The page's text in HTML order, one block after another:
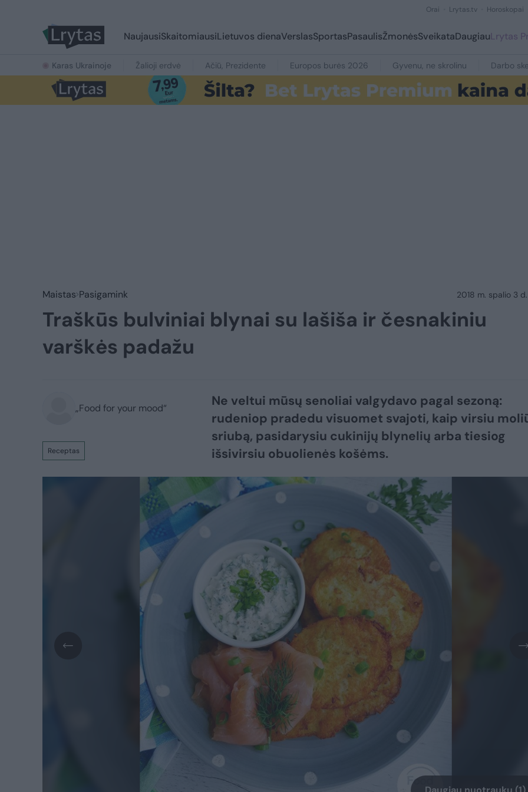
Orai Lrytas.tv Horoskopai
NaujausiSkaitomiausiLietuvos dienaVerslasSportasPasaulisŽmonėsSveikataDaugiauLrytas
Karas Ukrainoje Žalioji erdvė Ačiū, Prezidente Europos burės 2026 Gyvenu, ne skrolinu Darbo
Maistas Pasigamink 2018 m. spalio 3
Traškūs bulviniai blynai su lašiša ir česnakiniu
varškės padažu
„Food for your mood“
Receptas
Ne veltui mūsų senoliai valgydavo pagal sezoną:
rudeniop pradedu visuomet svajoti, kaip virsiu
sriubą, pasidarysiu cukinijų blynelių arba tiesiog
išsivirsiu obuolienės košėms.